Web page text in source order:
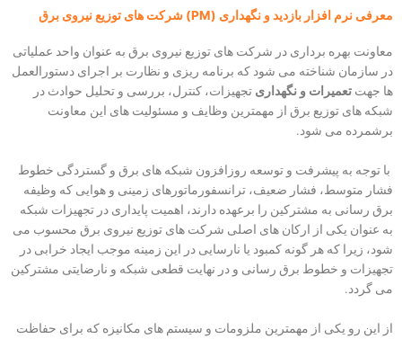
معرفی نرم افزار بازدید و نگهداری (PM) شرکت های توزیع نیروی برق
معاونت بهره برداری در شرکت های توزیع نیروی برق به عنوان واحد عملیاتی
در سازمان شناخته می شود که برنامه ریزی و نظارت بر اجرای دستورالعمل
ها جهت تعمیرات و نگهداری تجهیزات، کنترل، بررسی و تحلیل حوادث در
شبکه های توزیع برق از مهمترین وظایف و مسئولیت های این معاونت
برشمرده می شود.
با توجه به پیشرفت و توسعه روزافزون شبکه های برق و گستردگی خطوط
فشار متوسط، فشار ضعیف، ترانسفورماتورهای زمینی و هوایی که وظیفه
برق رسانی به مشترکین را برعهده دارند، اهمیت پایداری در تجهیزات شبکه
به عنوان یکی از ارکان های اصلی شرکت های توزیع نیروی برق محسوب می
شود، زیرا که هر گونه کمبود یا نارسایی در این زمینه موجب ایجاد خرابی در
تجهیزات و خطوط برق رسانی و در نهایت قطعی شبکه و نارضایتی مشترکین
می گردد.
از این رو یکی از مهمترین ملزومات و سیستم های مکانیزه که برای حفاظت